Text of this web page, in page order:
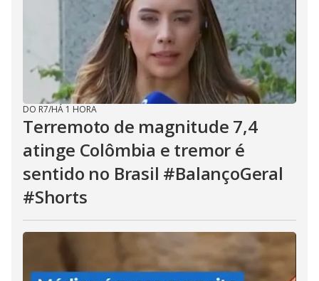
DO R7/HÁ 1 HORA
Terremoto de magnitude 7,4
atinge Colômbia e tremor é
sentido no Brasil #BalançoGeral
#Shorts